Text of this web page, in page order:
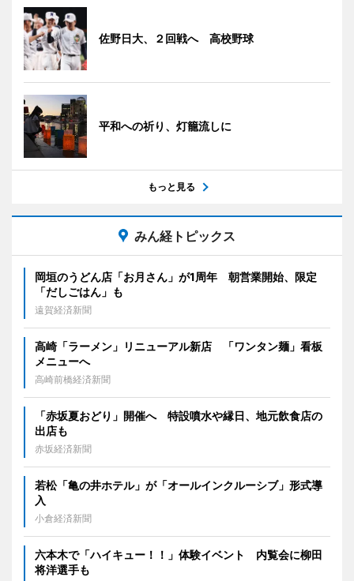
佐野日大、２回戦へ 高校野球
平和への祈り、灯籠流しに
もっと見る
みん経トピックス
岡垣のうどん店「お月さん」が1周年 朝営業開始、限定
「だしごはん」も
遠賀経済新聞
高崎「ラーメン」リニューアル新店 「ワンタン麺」看板
メニューへ
高崎前橋経済新聞
「赤坂夏おどり」開催へ 特設噴水や縁日、地元飲食店の
出店も
赤坂経済新聞
若松「亀の井ホテル」が「オールインクルーシブ」形式導
入
小倉経済新聞
六本木で「ハイキュー！！」体験イベント 内覧会に柳田
将洋選手も